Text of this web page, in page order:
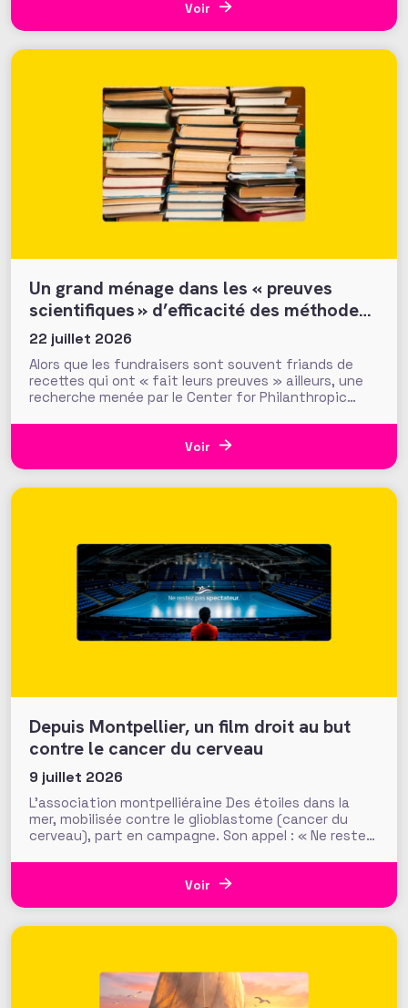
général. Fonds de dotation dormants, fondations
Voir
Un grand ménage dans les « preuves
scientifiques » d’efficacité des méthodes
et tactiques de collecte…
22 juillet 2026
Alors que les fundraisers sont souvent friands de
recettes qui ont « fait leurs preuves » ailleurs, une
recherche menée par le Center for Philanthropic
question cruciale : la recherche académique sur la
générosité apporte-t-elle des preuves solides pour
Voir
Depuis Montpellier, un film droit au but
contre le cancer du cerveau
9 juillet 2026
L’association montpelliéraine Des étoiles dans la
mer, mobilisée contre le glioblastome (cancer du
cerveau), part en campagne. Son appel : « Ne restez
l’allégorie sportive, avec le soutien du club
Montpellier Handball et de son fonds de dotation. Il y
Voir